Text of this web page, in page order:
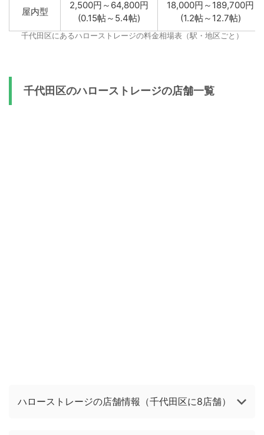
屋内型
2,500円～64,800円
(0.15帖～5.4帖)
18,000円～189,700円
(1.2帖～12.7帖)
千代田区にあるハローストレージの料金相場表（駅・地区ごと）
千代田区のハローストレージの店舗一覧
ハローストレージの店舗情報（千代田区に8店舗）